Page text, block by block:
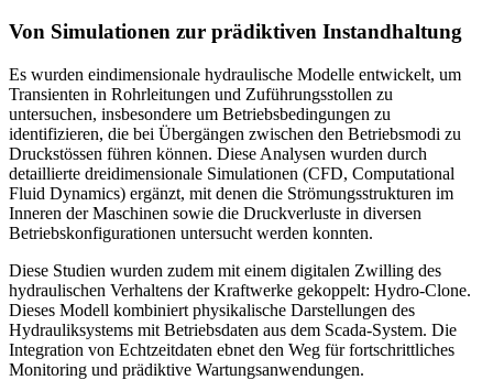
Von Simulationen zur prädiktiven Instandhaltung
Es wurden eindimensionale hydraulische Modelle entwickelt, um
Transienten in Rohrleitungen und Zuführungsstollen zu
untersuchen, insbesondere um Betriebsbedingungen zu
identifizieren, die bei Übergängen zwischen den Betriebsmodi zu
Druckstössen führen können. Diese Analysen wurden durch
detaillierte dreidimensionale Simulationen (CFD, Computational
Fluid Dynamics) ergänzt, mit denen die Strömungsstrukturen im
Inneren der Maschinen sowie die Druckverluste in diversen
Betriebskonfigurationen untersucht werden konnten.
Diese Studien wurden zudem mit einem digitalen Zwilling des
hydraulischen Verhaltens der Kraftwerke gekoppelt: Hydro-Clone.
Dieses Modell kombiniert physikalische Darstellungen des
Hydrauliksystems mit Betriebsdaten aus dem Scada-System. Die
Integration von Echtzeitdaten ebnet den Weg für fortschrittliches
Monitoring und prädiktive Wartungsanwendungen.